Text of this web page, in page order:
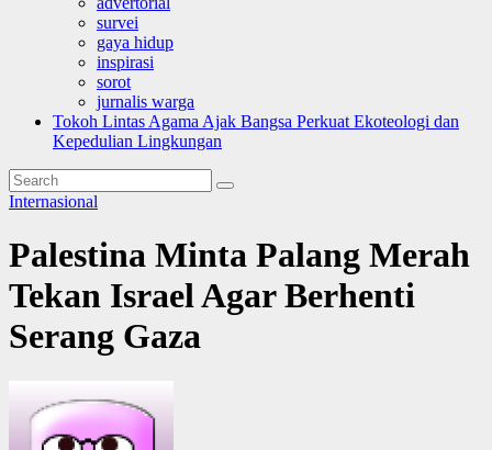
survei
gaya hidup
inspirasi
sorot
jurnalis warga
Tokoh Lintas Agama Ajak Bangsa Perkuat Ekoteologi dan
Kepedulian Lingkungan
Internasional
Palestina Minta Palang Merah
Tekan Israel Agar Berhenti
Serang Gaza